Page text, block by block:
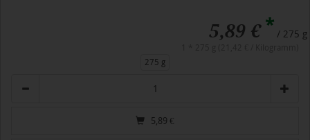
5,89 €* / 275 g
275 g
5,89 €